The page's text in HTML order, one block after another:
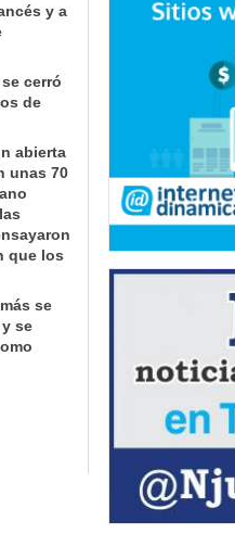
y a
cerró
de
abierta
unas 70
que los
se
se